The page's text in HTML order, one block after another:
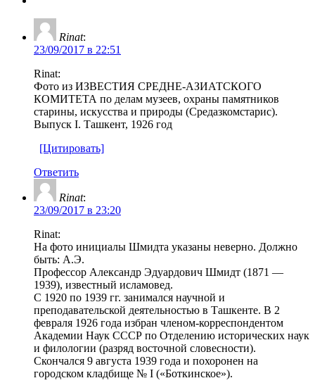
Rinat:
23/09/2017 в 22:51
Rinat:
Фото из ИЗВЕСТИЯ СРЕДНЕ-АЗИАТСКОГО
КОМИТЕТА по делам музеев, охраны памятников
старины, искусства и природы (Средазкомстарис).
Выпуск I. Ташкент, 1926 год
[Цитировать]
Ответить
Rinat:
23/09/2017 в 23:20
Rinat:
На фото инициалы Шмидта указаны неверно. Должно
быть: А.Э.
Профессор Александр Эдуардович Шмидт (1871 —
1939), известный исламовед.
С 1920 по 1939 гг. занимался научной и
преподавательской деятельностью в Ташкенте. В 2
февраля 1926 года избран членом-корреспондентом
Академии Наук СССР по Отделению исторических наук
и филологии (разряд восточной словесности).
Скончался 9 августа 1939 года и похоронен на
городском кладбище № I («Боткинское»).